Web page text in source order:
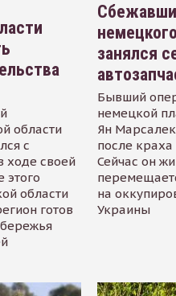
области
с
ходе своей
этого
области
готов
занялся
Бывший
немецкой
Ян
после
Сейчас он
на
Украины